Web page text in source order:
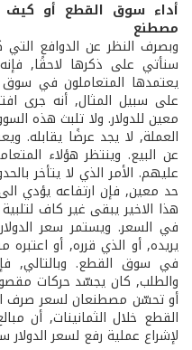
أداء سوق القطع أو كيف
مصطنع
وبصرف النظر عن الدوافع التي
سنأتي على ذكرها لاحقًا,
يعتمدها المتعاملون في سوق
على سبيل المثال, أنه جرى
معين للدولار. ولا تلبث هذه
العملة, لا يجد عرضًا يقابله.
عن البيع. وينتظر هؤلاء
عليهم. الأمر الذي لا يتأخر
حد معين, فإن ارتفاعه يؤدي
هذا الاخير يبقى غير كاف
في السعر. ويستمر سعر
يريده, أو الذي قرره, أو
في سوق القطع. وبالتالي,
والطلب, كان يجسّد حركات
أو تحسّن مصطنعان لسعر صرف
القطع خلال الثمانينات, أن
لإشراع عملية رفع لسعر